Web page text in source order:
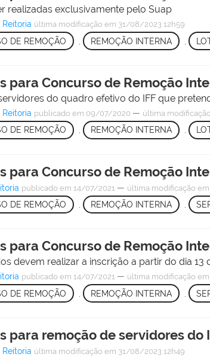
realizadas exclusivamente pelo Suap
última modificação em 31/08/2023 12h59
DE REMOÇÃO REMOÇÃO INTERNA
para Concurso de Remoção
do quadro efetivo do IFF que
publicado em 09/07/2020 — última modificação
DE REMOÇÃO , REMOÇÃO INTERNA ,
para Concurso de Remoção
publicado em 14/07/2021 — última modificação
DE REMOÇÃO REMOÇÃO INTERNA
para Concurso de Remoção
devem realizar a inscrição a partir do dia 13
publicado em 14/07/2021 — última modificação
DE REMOÇÃO REMOÇÃO INTERNA
para remoção de servidores do
última modificação em 31/08/2023 12h49